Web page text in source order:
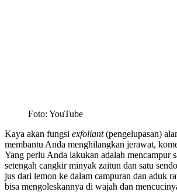
Foto: YouTube
Kaya akan fungsi exfoliant(pengelupasan)
membantu Anda menghilangkan jerawat,
Yang perlu Anda lakukan adalah mencampur
setengah cangkir minyak zaitun dan satu
jus dari lemon ke dalam campuran dan aduk
bisa mengoleskannya di wajah dan